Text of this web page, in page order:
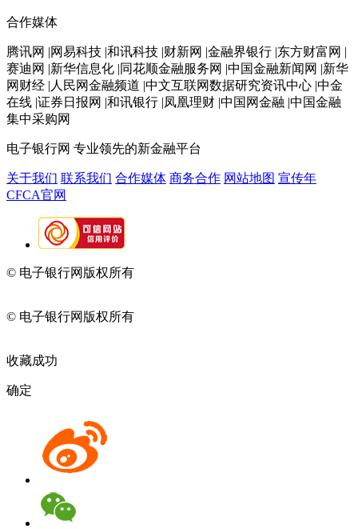
合作媒体
腾讯网 |网易科技 |和讯科技 |财新网 |金融界银行 |东方财富网 |
赛迪网 |新华信息化 |同花顺金融服务网 |中国金融新闻网 |新华
网财经 |人民网金融频道 |中文互联网数据研究资讯中心 |中金
在线 |证券日报网 |和讯银行 |凤凰理财 |中国网金融 |中国金融
集中采购网
电子银行网 专业领先的新金融平台
关于我们 联系我们 合作媒体 商务合作 网站地图 宣传年
CFCA官网
© 电子银行网版权所有
© 电子银行网版权所有
收藏成功
确定